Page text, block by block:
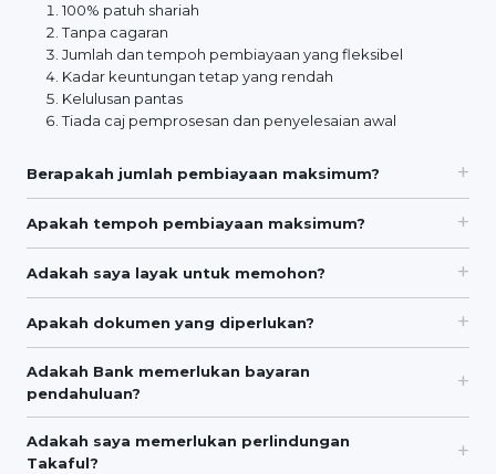
100% patuh shariah
Tanpa cagaran
Jumlah dan tempoh pembiayaan yang fleksibel
Kadar keuntungan tetap yang rendah
Kelulusan pantas
Tiada caj pemprosesan dan penyelesaian awal
Berapakah jumlah pembiayaan maksimum?
Apakah tempoh pembiayaan maksimum?
Adakah saya layak untuk memohon?
Apakah dokumen yang diperlukan?
Adakah Bank memerlukan bayaran
pendahuluan?
Adakah saya memerlukan perlindungan
Takaful?